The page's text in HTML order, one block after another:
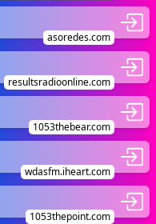
asoredes.com
resultsradioonline.com
1053thebear.com
wdasfm.iheart.com
1053thepoint.com